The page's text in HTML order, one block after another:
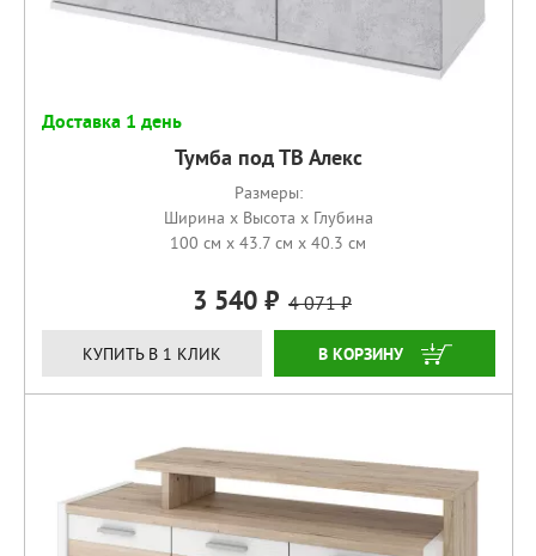
Доставка 1 день
Тумба под ТВ Алекс
Размеры:
Ширина x Высота x Глубина
100 см x 43.7 см x 40.3 см
3 540 4 071
КУПИТЬ В 1 КЛИК КУПИТЬ